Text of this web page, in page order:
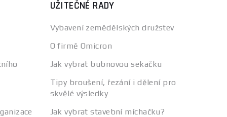
UŽITEČNÉ RADY
Vybavení zemědělských družstev
O firmě Omicron
Jak vybrat bubnovou sekačku
Tipy broušení, řezání i dělení pro
skvělé výsledky
Jak vybrat stavební míchačku?